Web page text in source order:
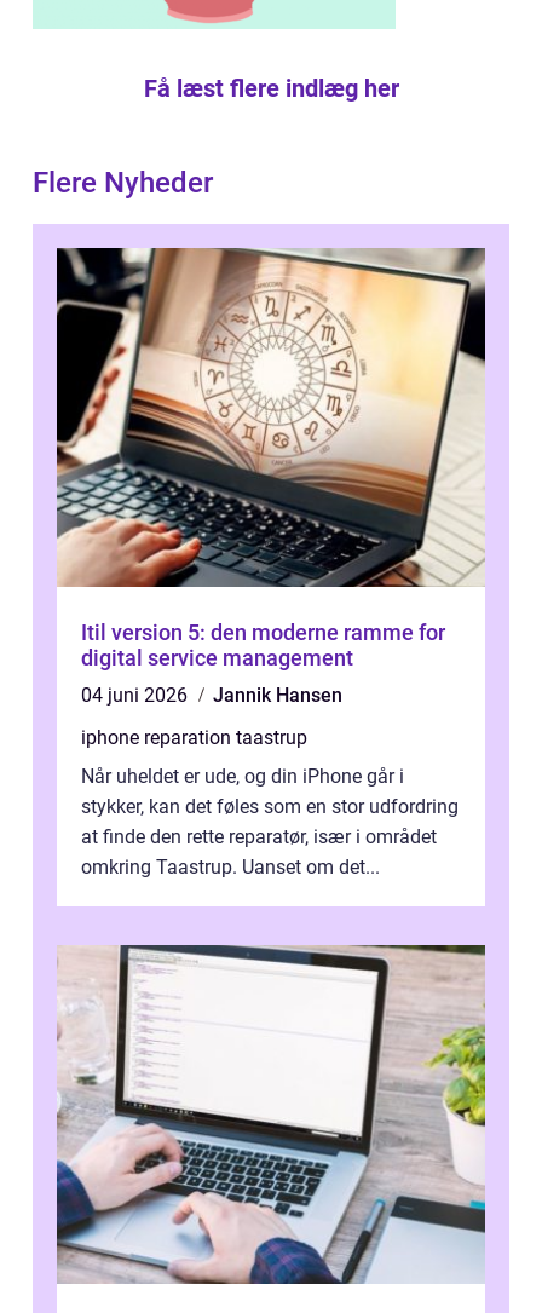
Få læst flere indlæg her
Flere Nyheder
Itil version 5: den moderne ramme for
digital service management
04 juni 2026
Jannik Hansen
iphone reparation taastrup
Når uheldet er ude, og din iPhone går i
stykker, kan det føles som en stor udfordring
at finde den rette reparatør, især i området
omkring Taastrup. Uanset om det...